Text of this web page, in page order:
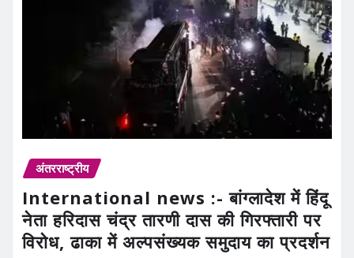
अंतरराष्ट्रीय
International news :- बांग्लादेश में हिंदू
नेता हरिदास चंद्र तारणी दास की गिरफ्तारी पर
विरोध, ढाका में अल्पसंख्यक समुदाय का प्रदर्शन